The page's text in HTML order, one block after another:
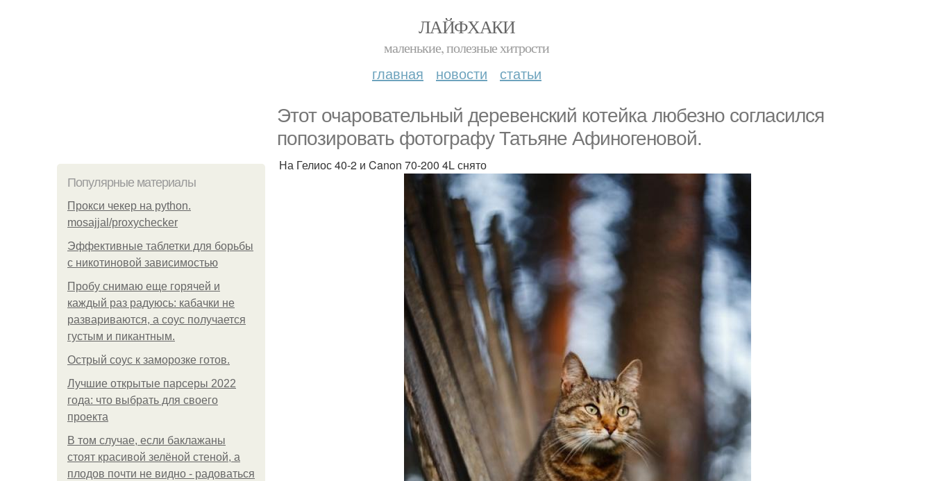
ЛАЙФХАКИ
маленькие, полезные хитрости
главная новости статьи
Этот очаровательный деревенский котейка любезно согласился
попозировать фотографу Татьяне Афиногеновой.
Популярные материалы
Прокси чекер на python.
mosajjal/proxychecker
Эффективные таблетки для борьбы
с никотиновой зависимостью
Пробу снимаю еще горячей и
каждый раз радуюсь: кабачки не
развариваются, а соус получается
густым и пикантным.
Острый соус к заморозке готов.
Лучшие открытые парсеры 2022
года: что выбрать для своего
проекта
В том случае, если баклажаны
стоят красивой зелёной стеной, а
плодов почти не видно - радоваться
На Гелиос 40-2 и Canon 70-200 4L снято